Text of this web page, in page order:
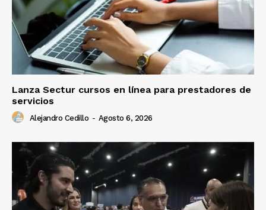
Lanza Sectur cursos en línea para prestadores de
servicios
Alejandro Cedillo - Agosto 6, 2026